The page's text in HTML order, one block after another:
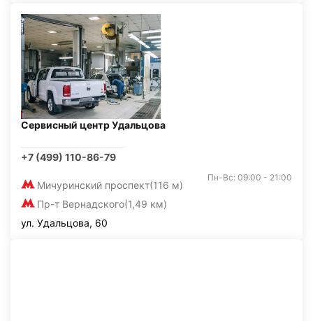
Сервисный центр Удальцова
+7 (499) 110-86-79
Мичуринский проспект(116 м)
Пр-т Вернадского(1,49 км)
Пн-Вс: 09:00 - 21:00
ул. Удальцова, 60